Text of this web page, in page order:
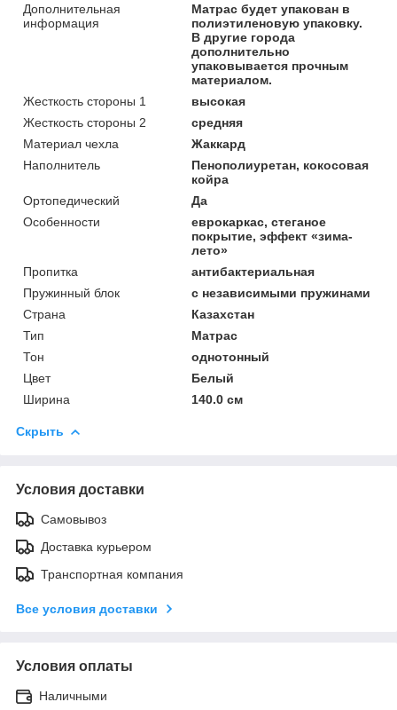
Дополнительная
информация
Матрас будет упакован в
полиэтиленовую упаковку.
В другие города
дополнительно
упаковывается прочным
материалом.
Жесткость стороны 1
высокая
Жесткость стороны 2
средняя
Материал чехла
Жаккард
Наполнитель
Пенополиуретан, кокосовая
койра
Ортопедический
Да
Особенности
еврокаркас, стеганое
покрытие, эффект «зима-
лето»
Пропитка
антибактериальная
Пружинный блок
с независимыми пружинами
Страна
Казахстан
Тип
Матрас
Тон
однотонный
Цвет
Белый
Ширина
140.0 см
Скрыть
Условия доставки
Самовывоз
Доставка курьером
Транспортная компания
Все условия доставки
Условия оплаты
Наличными